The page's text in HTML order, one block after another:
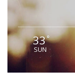
33°
SUN